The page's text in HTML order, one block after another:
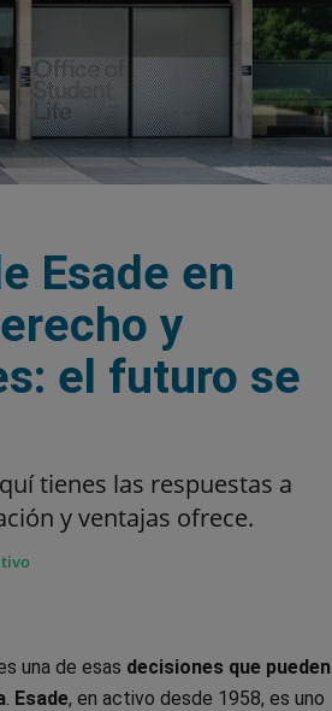
Esade en
y
el futuro se
tienes las respuestas a
y ventajas ofrece.
una de esas decisiones que pueden
. Esade, en activo desde 1958, es uno